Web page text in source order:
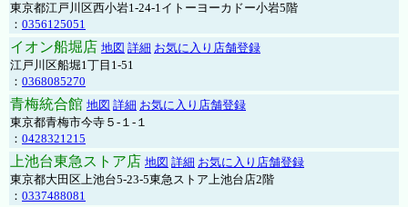
東京都江戸川区西小岩1-24-1イトーヨーカドー小岩5階
： 0356125051
イオン船堀店 地図 詳細 お気に入り店舗登録
江戸川区船堀1丁目1-51
： 0368085270
青梅統合館 地図 詳細 お気に入り店舗登録
東京都青梅市今寺５-１-１
： 0428321215
上池台東急ストア店 地図 詳細 お気に入り店舗登録
東京都大田区上池台5-23-5東急ストア上池台店2階
： 0337488081